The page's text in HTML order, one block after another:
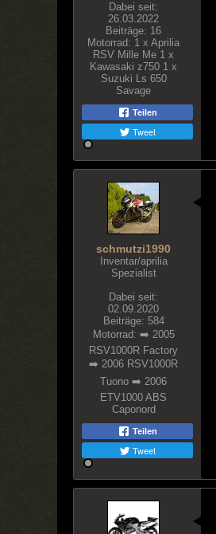
Dabei seit:
26.03.2022
Beiträge: 16
Motorrad: 1 x Aprilia
RSV Mille Me 1 x
Kawasaki z750 1 x
Suzuki Ls 650
Savage
Teilen
Tweet
schmutzi1990
Inventar/aprilia
Spezialist
Dabei seit:
02.09.2020
Beiträge: 584
Motorrad: ➡️ 2005
RSV1000R Factory
➡️ 2006 RSV1000R
Tuono ➡️ 2006
ETV1000 ABS
Caponord
Teilen
Tweet